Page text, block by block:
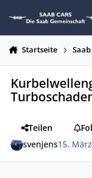
Startseite
Teilen
svenjens15.